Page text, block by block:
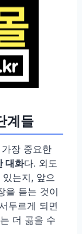
계들
장 중요한
대화다. 외도
는지, 앞으
을 듣는 것이
두르게 되면
더 곪을 수